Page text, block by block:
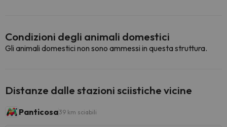
Condizioni degli animali domestici
Gli animali domestici non sono ammessi in questa struttura.
Distanze dalle stazioni sciistiche vicine
Panticosa39 km sciabili